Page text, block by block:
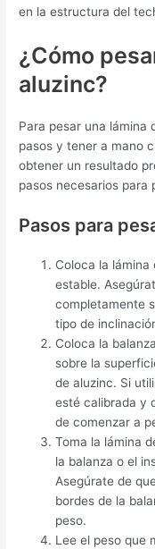
en la estructura del
¿Cómo
aluzinc?
Para pesar una lámina
pasos y tener a mano
obtener un resultado
pasos necesarios para
Pasos para
Coloca la
estable.
completamente
tipo de
Coloca la
sobre la
de aluzinc. Si
esté calibrada y
de comenzar a
Toma la lámina
la balanza o el
Asegúrate de
bordes de la
peso.
Lee el peso que